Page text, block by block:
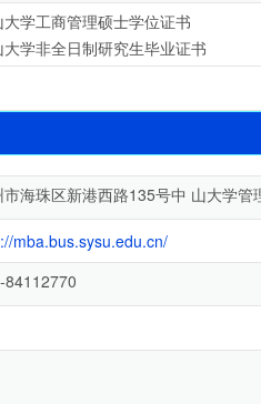
大学工商管理硕士学位证书
大学非全日制研究生毕业证书
市海珠区新港西路135号中 山大学管
mba.bus.sysu.edu.cn/
84112770